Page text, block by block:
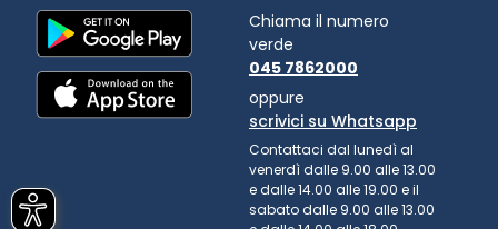
Chiama il numero
verde
045 7862000
oppure
scrivici su Whatsapp
Contattaci dal lunedì al
venerdì dalle 9.00 alle 13.00
e dalle 14.00 alle 19.00 e il
sabato dalle 9.00 alle 13.00